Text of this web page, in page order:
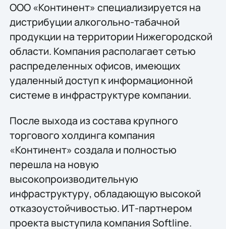
ООО «Континент» специализируется на
дистрибуции алкогольно-табачной
продукции на территории Нижегородской
области. Компания располагает сетью
распределенных офисов, имеющих
удаленный доступ к информационной
системе в инфраструктуре компании.
После выхода из состава крупного
торгового холдинга компания
«Континент» создала и полностью
перешла на новую
высокопроизводительную
инфраструктуру, обладающую высокой
отказоустойчивостью. ИТ-партнером
проекта выступила компания Softline.